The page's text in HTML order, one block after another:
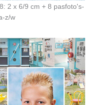
2 x 6/9 cm + 8 pasfoto's-
z/w